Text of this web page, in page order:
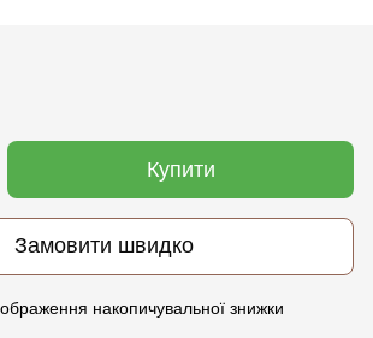
Купити
Замовити швидко
накопичувальної знижки